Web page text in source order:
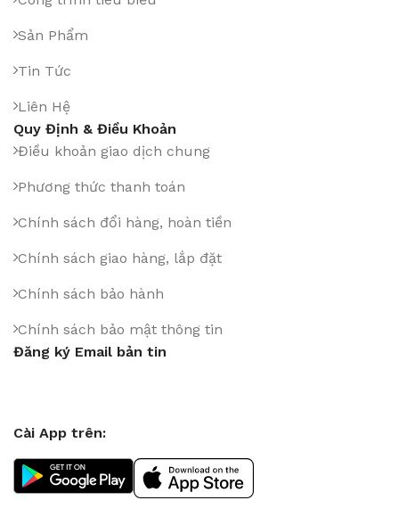
Sản Phẩm
Tin Tức
Liên Hệ
Quy Định & Điều Khoản
Điều khoản giao dịch chung
Phương thức thanh toán
Chính sách đổi hàng, hoàn tiền
Chính sách giao hàng, lắp đặt
Chính sách bảo hành
Chính sách bảo mật thông tin
Đăng ký Email bản tin
Cài App trên: